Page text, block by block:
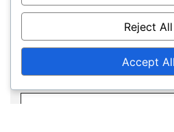
Email*
Reject All
Accept All